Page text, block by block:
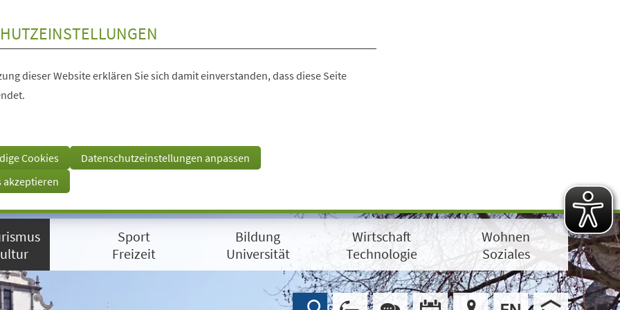
dieser Website erklären Sie sich damit einverstanden, dass diese Seite
Cookies
Datenschutzeinstellungen anpassen
akzeptieren
Sport
Freizeit
Bildung
Universität
Wirtschaft
Technologie
Wohnen
Soziales